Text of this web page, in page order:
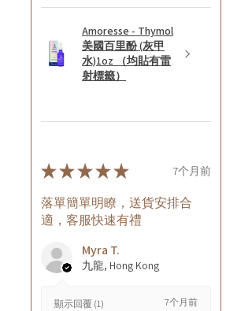
Amoresse - Thymol
美國百里酚 (灰甲
水)1oz （均貼有雷
射標籤）
★★★★★ 7个月前
落單簡單明瞭，送貨安排合
適，客服快速有禮
Myra T.
九龍, Hong Kong
顯示回覆 (1) 7个月前